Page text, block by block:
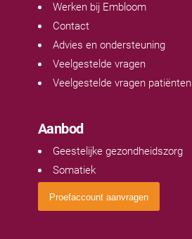
Werken bij Embloom
Contact
Advies en ondersteuning
Veelgestelde vragen
Veelgestelde vragen patiënten
Aanbod
Geestelijke gezondheidszorg
Somatiek
Proefaccount aanvragen